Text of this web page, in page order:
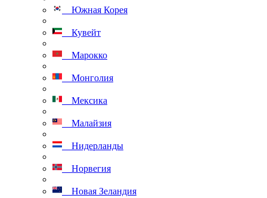
Южная Корея
Кувейт
Марокко
Монголия
Мексика
Малайзия
Нидерланды
Норвегия
Новая Зеландия